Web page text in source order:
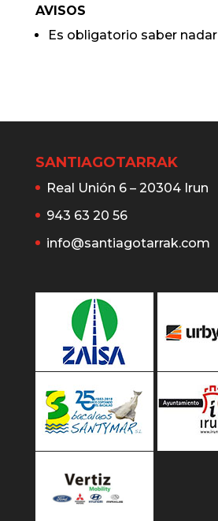
AVISOS
Es obligatorio saber nadar
SANTIAGOTARRAK
Real Unión 6 – 20304 Irun
943 63 20 56
info@santiagotarrak.com